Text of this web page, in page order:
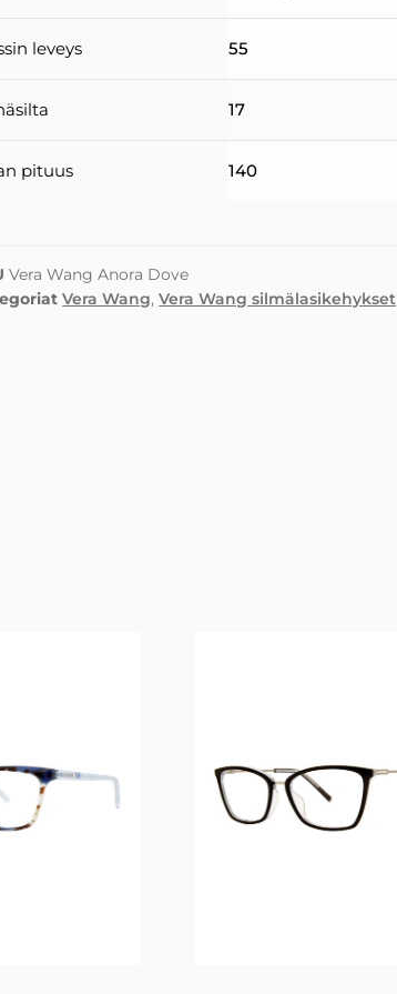
leveys 55
17
pituus 140
Vera Wang Anora Dove
Vera Wang,Vera Wang silmälasikehykset